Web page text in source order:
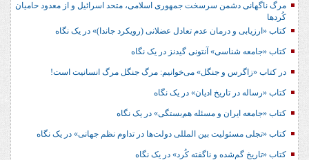
مرگ ناگهانی دشمن سرسخت جمهوری اسلامی، متحد اسرائیل و از معدود حامیان
کُردها
کتاب «ارزیابی و درمان عدم تعادل عضلانی (رویکرد جاندا)» در یک نگاه
کتاب «جامعه شناسی» آنتونی گیدنز در یک نگاه
در کتاب «زاگرس و جنگل» می‌خوانیم: مرگ جنگل مرگ انسانیت است!
کتاب «رساله در تاریخ ادیان» در یک نگاه
کتاب «جامعه ایران و مسئله هم‌بستگی» در یک نگاه
کتاب «تجلی مسئولیت بین المللی دولت‌ها در تداوم نظم جهانی» در یک نگاه
کتاب «تاریخ گم‌شده و ناگفته کُرد» در یک نگاه